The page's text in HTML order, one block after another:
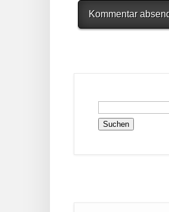
Suchen
nach: